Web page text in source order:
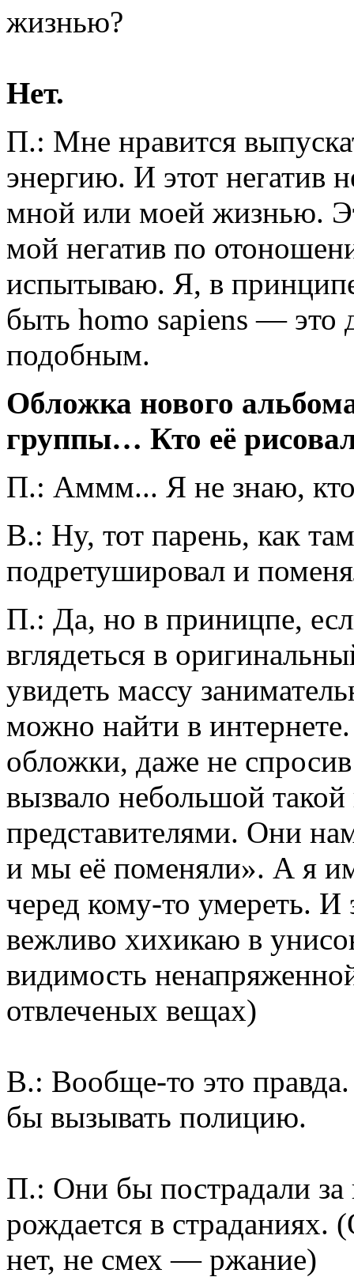
жизнью?
Нет.
П.: Мне нравится
энергию. И этот негатив
мной или моей жизнью.
мой негатив по
испытываю. Я, в
быть homo sapiens — это
подобным.
Обложка нового
группы… Кто её
П.: Аммм... Я не знаю, кто
В.: Нy, тот парень, как
подретушировал и
П.: Да, но в приницпе,
вглядеться в
увидеть массу
можно найти в
обложки, даже не
вызвало небольшой
представителями. Они
и мы её поменяли». А я
черед кому-то умереть.
вежливо хихикаю в
видимость
отвлеченых вещах)
В.: Вообще-то это
бы вызывать полицию.
П.: Они бы пострадали за
рождается в страданиях.
нет, не смех — ржание)